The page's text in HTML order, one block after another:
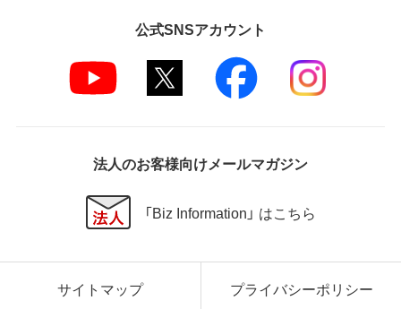
公式SNSアカウント
法人のお客様向けメールマガジン
「Biz Information」 はこちら
サイトマップ プライバシーポリシー